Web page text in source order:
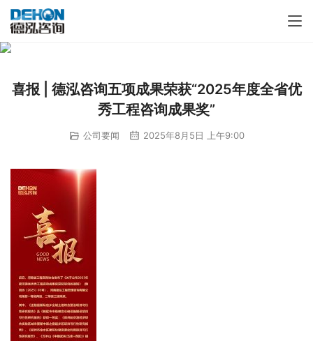
喜报 | 德泓咨询五项成果荣获“2025年度全省优
秀工程咨询成果奖”
公司要闻 2025年8月5日 上午9:00